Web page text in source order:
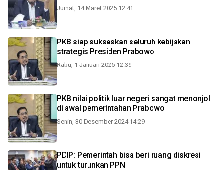
Jumat, 14 Maret 2025 12:41
PKB siap sukseskan seluruh kebijakan
strategis Presiden Prabowo
Rabu, 1 Januari 2025 12:39
PKB nilai politik luar negeri sangat menonjol
di awal pemerintahan Prabowo
Senin, 30 Desember 2024 14:29
PDIP: Pemerintah bisa beri ruang diskresi
untuk turunkan PPN